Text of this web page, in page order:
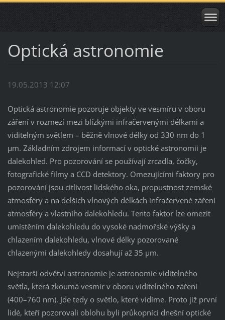
Optická astronomie
19.05.2013 12:07
Optická astronomie pozoruje objekty ve vesmíru v oboru
záření v rozmezí mezi blízkými infračervenými délkami a
viditelným světlem – běžně vlnové délky od 330 nm do 1
µm. Základním zdrojem informací v optické astronomii je
dalekohled. Pro pozorování se používají zrcadla, čočky,
fotografické filmy a CCD detektory. Omezujícími faktory pro
pozorování jsou citlivost lidského oka, propustnost zemské
atmosféry a na delších vlnových délkách infračervené záření
atmosféry a vlastního dalekohledu. Tento faktor lze omezit
umístěním dalekohledu do vysoké nadmořské výšky a
chlazením dalekohledu, vlnové délky pozorované
chlazenými dalekohledy dosahují až 35 µm.
Nejstarší odvětví astronomie je astronomie viditelného
světla, která zkoumá vesmír v oboru viditelného záření
(400–760 nm). Jde tedy o světlo, které vidíme. Proto již první
lidé, kteří pozorovali oblohu byli průkopníci dnešní optické